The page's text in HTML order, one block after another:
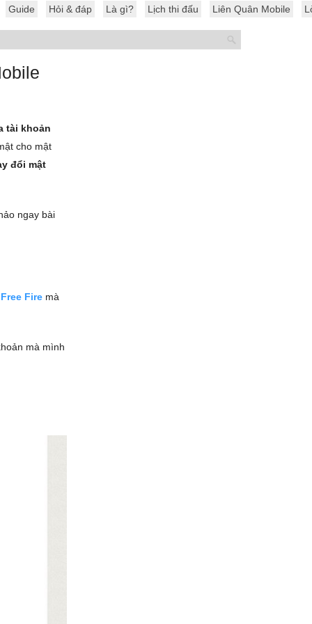
Guide Hỏi & đáp Là gì? Lịch thi đấu Liên Quân Mobile
tài khoản
cho mật
đổi mật
ngay bài
Fire mà
mà mình